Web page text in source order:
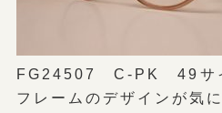
FG24507 C-PK 49サ
フレームのデザインが気